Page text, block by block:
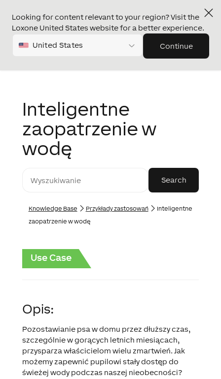
Looking for content relevant to your region? Visit the
Loxone United States website for a better experience.
United States Continue
Inteligentne
zaopatrzenie w
wodę
Knowledge Base Przykłady zastosowań
Inteligentne
zaopatrzenie w wodę
Use Case
Opis:
Pozostawianie psa w domu przez dłuższy czas,
szczególnie w gorących letnich miesiącach,
przysparza właścicielom wielu zmartwień. Jak
możemy zapewnić pupilowi stały dostęp do
świeżej wody podczas naszej nieobecności?